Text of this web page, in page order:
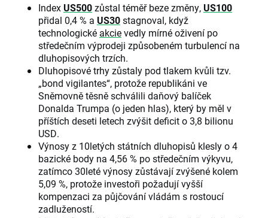
Index US500zůstal téměř beze změny, US100
přidal 0,4 % a US30stagnoval, když
technologické akcievedly mírné oživení po
středečním výprodeji způsobeném turbulencí na
dluhopisových trzích.
Dluhopisové trhy zůstaly pod tlakem kvůli tzv.
„bond vigilantes“, protože republikáni ve
Sněmovně těsně schválili daňový balíček
Donalda Trumpa (o jeden hlas), který by měl v
příštích deseti letech zvýšit deficit o 3,8 bilionu
USD.
Výnosy z 10letých státních dluhopisů klesly o 4
bazické body na 4,56 % po středečním výkyvu,
zatímco 30leté výnosy zůstávají zvýšené kolem
5,09 %, protože investoři požadují vyšší
kompenzaci za půjčování vládám s rostoucí
zadlužeností.